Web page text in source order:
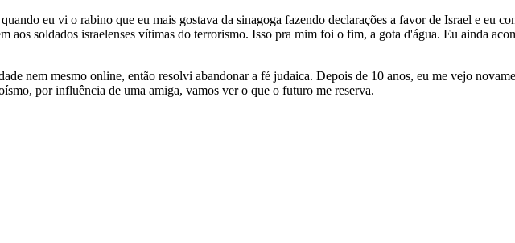
eu vi o rabino que eu mais gostava da sinagoga fazendo declarações a favor de Israel e eu
aos soldados israelenses vítimas do terrorismo. Isso pra mim foi o fim, a gota d'água. Eu ainda
nem mesmo online, então resolvi abandonar a fé judaica. Depois de 10 anos, eu me vejo
por influência de uma amiga, vamos ver o que o futuro me reserva.